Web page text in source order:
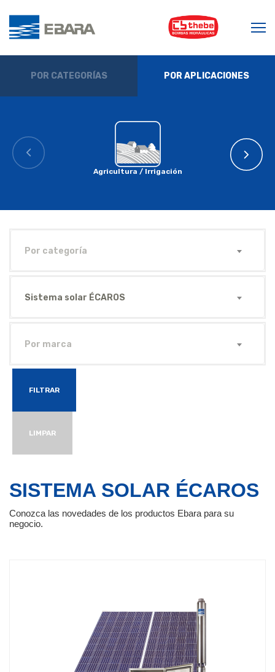
POR CATEGORÍAS POR APLICACIONES
Agricultura / Irrigación
Por categoría
Sistema solar ÉCAROS
Por marca
FILTRAR
LIMPAR
SISTEMA SOLAR ÉCAROS
Conozca las novedades de los productos Ebara para su
negocio.